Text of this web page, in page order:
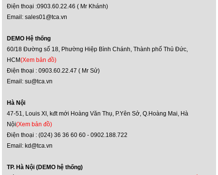
Điện thoại :0903.60.22.46 ( Mr Khánh)
Email: sales01@tca.vn
DEMO Hệ thống
60/18 Đường số 18, Phường Hiệp Bình Chánh, Thành phố Thủ Đức,
HCM(Xem bản đồ)
Điện thoại : 0903.60.22.47 ( Mr Sử)
Email: su@tca.vn
Hà Nội
47-51, Louis XI, kđt mới Hoàng Văn Thụ, P.Yên Sở, Q.Hoàng Mai, Hà
Nội(Xem bản đồ)
Điện thoại : (024) 36 36 60 60 - 0902.188.722
Email: kd@tca.vn
TP. Hà Nội (DEMO hệ thống)